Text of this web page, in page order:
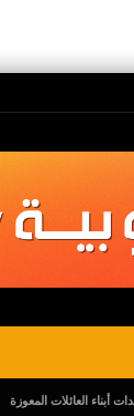
المعوزة